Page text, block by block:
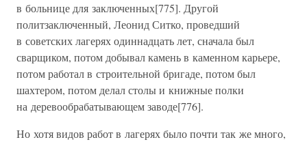
в больнице для заключенных[775]. Другой
политзаключенный, Леонид Ситко, проведший
в советских лагерях одиннадцать лет, сначала был
сварщиком, потом добывал камень в каменном карьере,
потом работал в строительной бригаде, потом был
шахтером, потом делал столы и книжные полки
на деревообрабатывающем заводе[776].
Но хотя видов работ в лагерях было почти так же много,